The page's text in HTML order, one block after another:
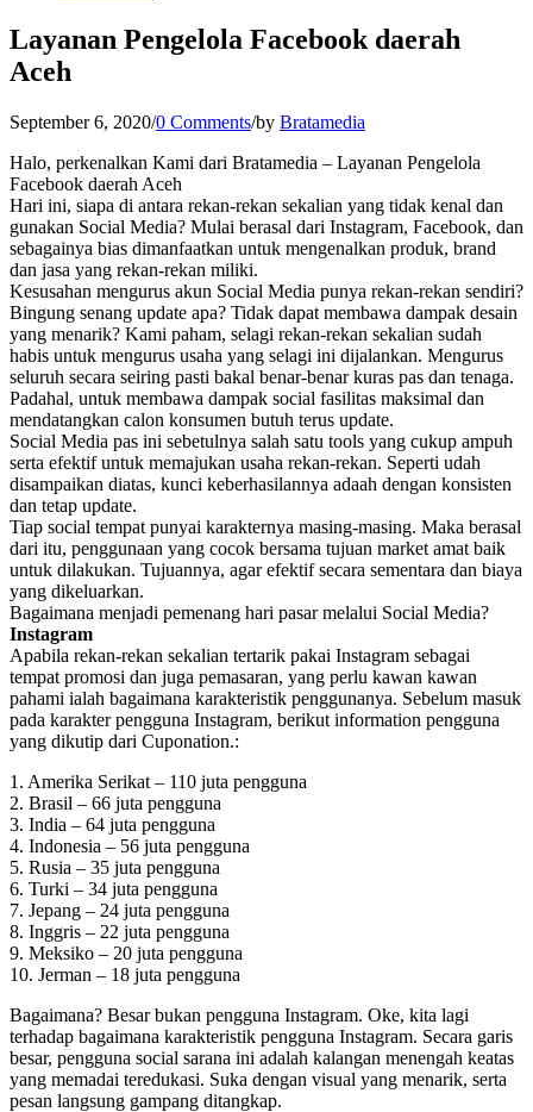
Layanan Pengelola Facebook daerah
Aceh
September 6, 2020/0 Comments/by Bratamedia
Halo, perkenalkan Kami dari Bratamedia – Layanan Pengelola
Facebook daerah Aceh
Hari ini, siapa di antara rekan-rekan sekalian yang tidak kenal dan
gunakan Social Media? Mulai berasal dari Instagram, Facebook, dan
sebagainya bias dimanfaatkan untuk mengenalkan produk, brand
dan jasa yang rekan-rekan miliki.
Kesusahan mengurus akun Social Media punya rekan-rekan sendiri?
Bingung senang update apa? Tidak dapat membawa dampak desain
yang menarik? Kami paham, selagi rekan-rekan sekalian sudah
habis untuk mengurus usaha yang selagi ini dijalankan. Mengurus
seluruh secara seiring pasti bakal benar-benar kuras pas dan tenaga.
Padahal, untuk membawa dampak social fasilitas maksimal dan
mendatangkan calon konsumen butuh terus update.
Social Media pas ini sebetulnya salah satu tools yang cukup ampuh
serta efektif untuk memajukan usaha rekan-rekan. Seperti udah
disampaikan diatas, kunci keberhasilannya adaah dengan konsisten
dan tetap update.
Tiap social tempat punyai karakternya masing-masing. Maka berasal
dari itu, penggunaan yang cocok bersama tujuan market amat baik
untuk dilakukan. Tujuannya, agar efektif secara sementara dan biaya
yang dikeluarkan.
Bagaimana menjadi pemenang hari pasar melalui Social Media?
Instagram
Apabila rekan-rekan sekalian tertarik pakai Instagram sebagai
tempat promosi dan juga pemasaran, yang perlu kawan kawan
pahami ialah bagaimana karakteristik penggunanya. Sebelum masuk
pada karakter pengguna Instagram, berikut information pengguna
yang dikutip dari Cuponation.:
1. Amerika Serikat – 110 juta pengguna
2. Brasil – 66 juta pengguna
3. India – 64 juta pengguna
4. Indonesia – 56 juta pengguna
5. Rusia – 35 juta pengguna
6. Turki – 34 juta pengguna
7. Jepang – 24 juta pengguna
8. Inggris – 22 juta pengguna
9. Meksiko – 20 juta pengguna
10. Jerman – 18 juta pengguna
Bagaimana? Besar bukan pengguna Instagram. Oke, kita lagi
terhadap bagaimana karakteristik pengguna Instagram. Secara garis
besar, pengguna social sarana ini adalah kalangan menengah keatas
yang memadai teredukasi. Suka dengan visual yang menarik, serta
pesan langsung gampang ditangkap.